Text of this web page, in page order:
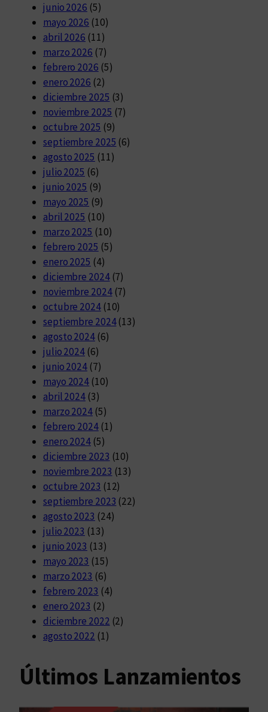
junio 2026 (5)
mayo 2026 (10)
abril 2026 (11)
marzo 2026 (7)
febrero 2026 (5)
enero 2026 (2)
diciembre 2025 (3)
noviembre 2025 (7)
octubre 2025 (9)
septiembre 2025 (6)
agosto 2025 (11)
julio 2025 (6)
junio 2025 (9)
mayo 2025 (9)
abril 2025 (10)
marzo 2025 (10)
febrero 2025 (5)
enero 2025 (4)
diciembre 2024(7)
noviembre 2024(7)
octubre 2024(10)
septiembre 2024(13)
agosto 2024(6)
julio 2024 (6)
junio 2024 (7)
mayo 2024 (10)
abril 2024 (3)
marzo 2024 (5)
febrero 2024(1)
enero 2024 (5)
diciembre 2023 (10)
noviembre 2023 (13)
octubre 2023 (12)
septiembre 2023 (22)
agosto 2023 (24)
julio 2023 (13)
junio 2023 (13)
mayo 2023 (15)
marzo 2023 (6)
febrero 2023 (4)
enero 2023 (2)
diciembre 2022 (2)
agosto 2022 (1)
Últimos Lanzamientos